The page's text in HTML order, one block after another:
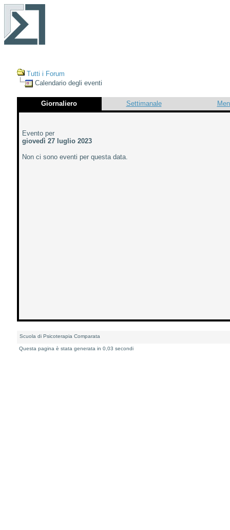
Tutti i Forum
Calendario degli eventi
Giornaliero Settimanale
Evento per
giovedì 27 luglio 2023
Non ci sono eventi per questa data.
Scuola di Psicoterapia Comparata
Questa pagina è stata generata in 0,03 secondi